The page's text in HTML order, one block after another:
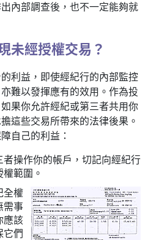
內部調查後，也不一定能夠就
未經授權交易？
利益，即使經紀行的內部監控
難以發揮應有的效用。作為投
果你允許經紀或第三者共用你
這些交易所帶來的法律後果。
自己的利益：
操作你的帳戶，切記向經紀行
範圍。
全權
需事
應該
它們